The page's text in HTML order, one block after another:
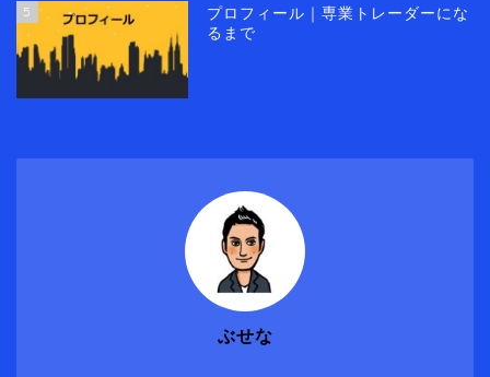
5
プロフィール｜専業トレーダーにな
るまで
ぶせな